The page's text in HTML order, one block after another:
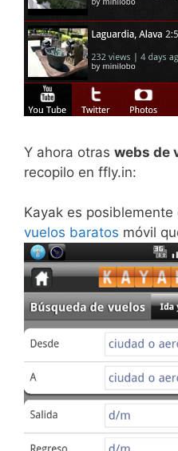
Y ahora otras webs de
recopilo en ffly.in:
Kayak es posiblemente
vuelos baratos móvil